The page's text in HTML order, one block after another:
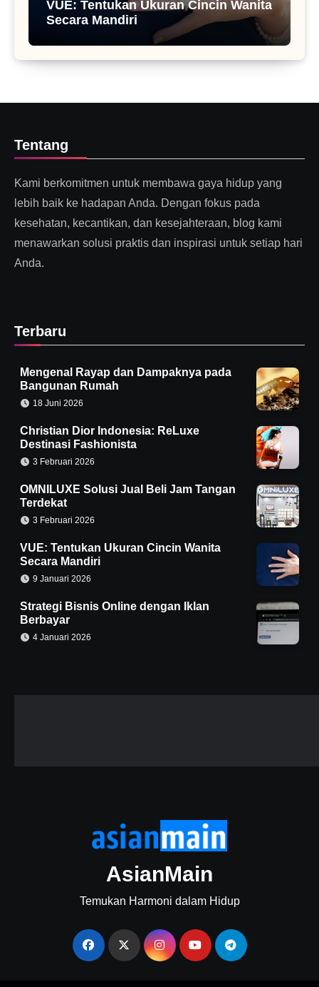
VUE: Tentukan Ukuran Cincin Wanita
Secara Mandiri
Tentang
Kami berkomitmen untuk membawa gaya hidup yang
lebih baik ke hadapan Anda. Dengan fokus pada
kesehatan, kecantikan, dan kesejahteraan, blog kami
menawarkan solusi praktis dan inspirasi untuk setiap hari
Anda.
Terbaru
Mengenal Rayap dan Dampaknya pada
Bangunan Rumah
18 Juni 2026
Christian Dior Indonesia: ReLuxe
Destinasi Fashionista
3 Februari 2026
OMNILUXE Solusi Jual Beli Jam Tangan
Terdekat
3 Februari 2026
VUE: Tentukan Ukuran Cincin Wanita
Secara Mandiri
9 Januari 2026
Strategi Bisnis Online dengan Iklan
Berbayar
4 Januari 2026
AsianMain
Temukan Harmoni dalam Hidup